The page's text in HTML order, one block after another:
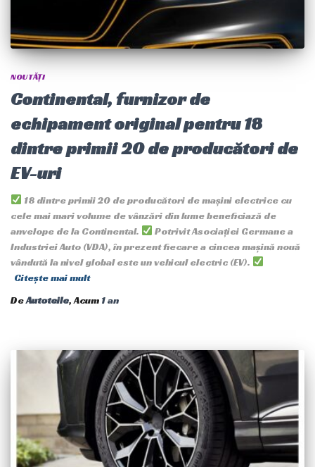
NOUTĂȚI
Continental, furnizor de
echipament original pentru 18
dintre primii 20 de producători de
EV-uri
18 dintre primii 20 de producători de mașini electrice cu
cele mai mari volume de vânzări din lume beneficiază de
anvelope de la Continental.
Potrivit Asociației Germane a
Industriei Auto (VDA), în prezent fiecare a cincea mașină nouă
vândută la nivel global este un vehicul electric (EV).
Citește mai mult
DeAutoteile, Acum 1 an